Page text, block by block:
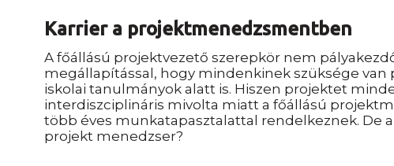
Karrier a projektmenedzsmentben
A főállású projektvezető szerepkör nem
megállapítással, hogy mindenkinek szüksége
iskolai tanulmányok alatt is. Hiszen projektet
interdiszciplináris mivolta miatt a főállású
több éves munkatapasztalattal rendelkeznek. De
projekt menedzser?